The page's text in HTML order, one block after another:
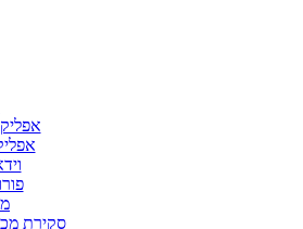
סקירת